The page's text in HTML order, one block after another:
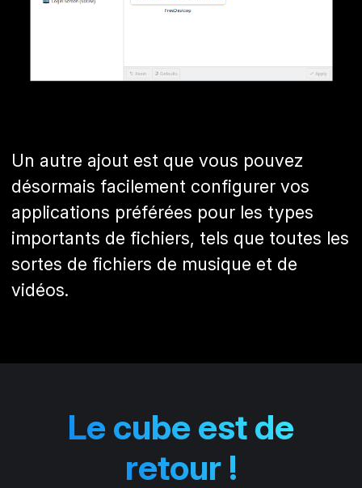
Un autre ajout est que vous pouvez
désormais facilement configurer vos
applications préférées pour les types
importants de fichiers, tels que toutes les
sortes de fichiers de musique et de
vidéos.
Le cube est de
retour !